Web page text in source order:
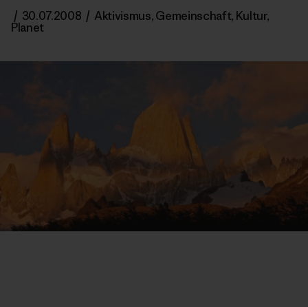
/ 30.07.2008 / Aktivismus,Gemeinschaft, Kultur,
Planet